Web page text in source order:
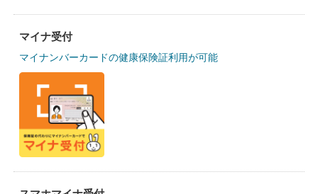
マイナ受付
マイナンバーカードの健康保険証利用が可能